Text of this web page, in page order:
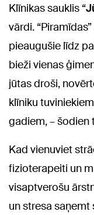
Klīnikas sauklis “
vārdi.
pieaugušie līdz
bieži vienas
jūtas droši,
klīniku
gadiem, – šodien
Kad vienuviet
fizioterapeiti un
visaptverošu
un stresa saņemt